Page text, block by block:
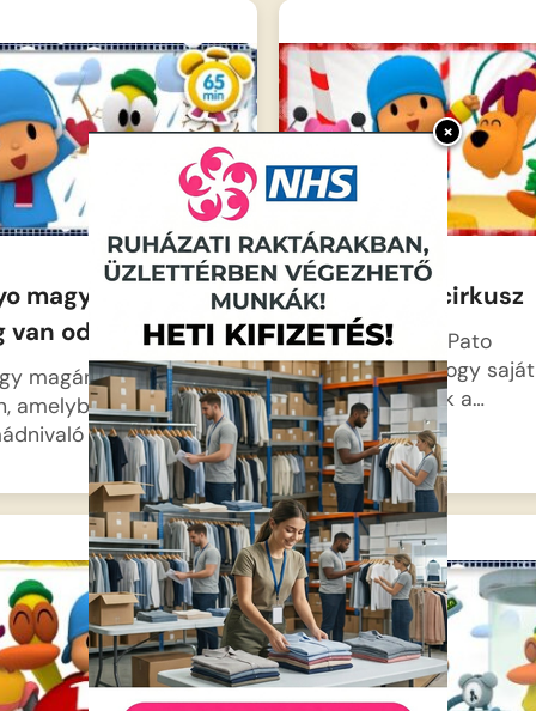
×
magyarul –
van odakint
magányos tojásra
amelyből hamarosan
kismadár…
Pocoyo – A cirkusz
Pocoyo, Elly és Pato
elhatározzák, hogy saját
cirkuszt nyitnak a…